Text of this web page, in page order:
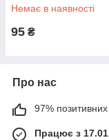
Немає в наявності
95 ₴
Про нас
97% позитивних
Працює з